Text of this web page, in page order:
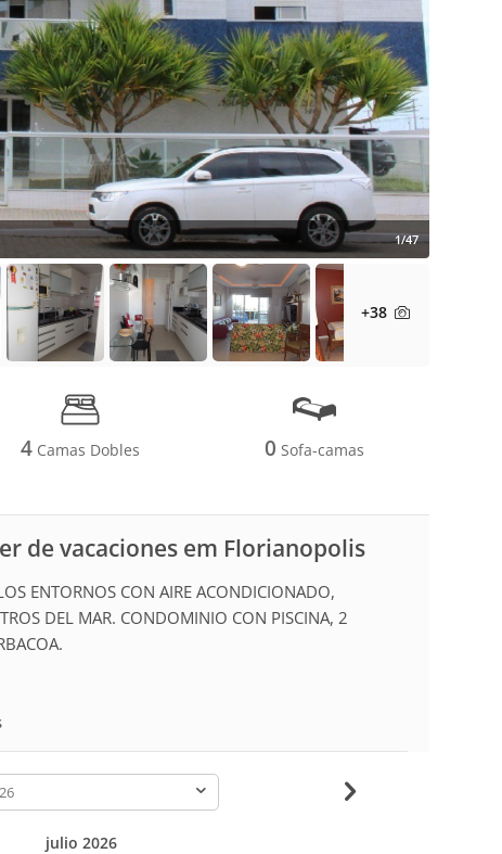
1/47
+38
4Camas Dobles 0 Sofa-camas
de vacaciones em Florianopolis
ENTORNOS CON AIRE ACONDICIONADO,
DEL MAR. CONDOMINIO CON PISCINA, 2
julio 2026